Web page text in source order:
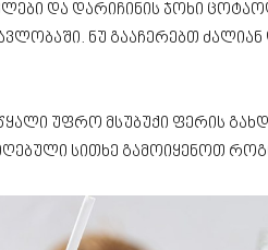
და დარიჩინის ჯოხი
ნუ გააჩერებთ
უფრო მსუბუქი ფერის
სითხე გამოიყენოთ